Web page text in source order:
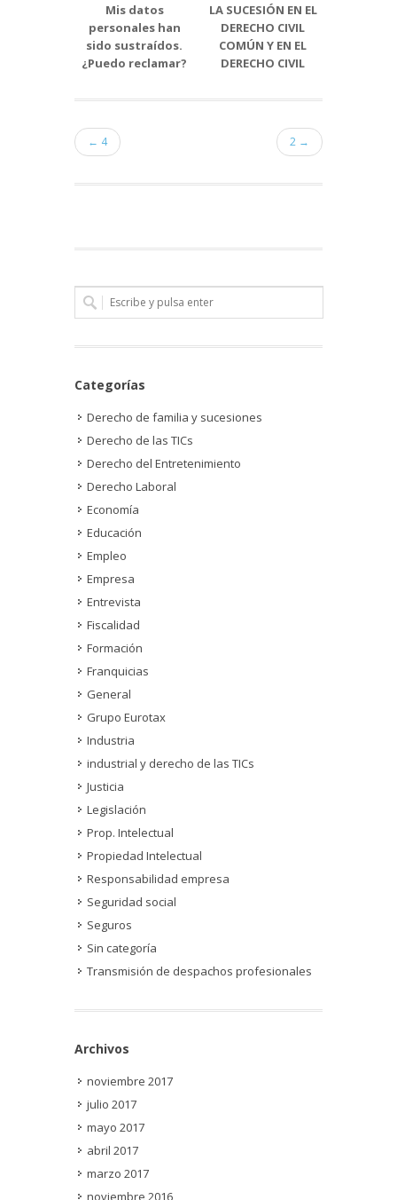
Mis datos
personales han
sido sustraídos.
¿Puedo reclamar?
LA SUCESIÓN EN EL
DERECHO CIVIL
COMÚN Y EN EL
DERECHO CIVIL
← 4 2 →
Categorías
Derecho de familia y sucesiones
Derecho de las TICs
Derecho del Entretenimiento
Derecho Laboral
Economía
Educación
Empleo
Empresa
Entrevista
Fiscalidad
Formación
Franquicias
General
Grupo Eurotax
Industria
industrial y derecho de las TICs
Justicia
Legislación
Prop. Intelectual
Propiedad Intelectual
Responsabilidad empresa
Seguridad social
Seguros
Sin categoría
Transmisión de despachos profesionales
Archivos
noviembre 2017
julio 2017
mayo 2017
abril 2017
marzo 2017
noviembre 2016